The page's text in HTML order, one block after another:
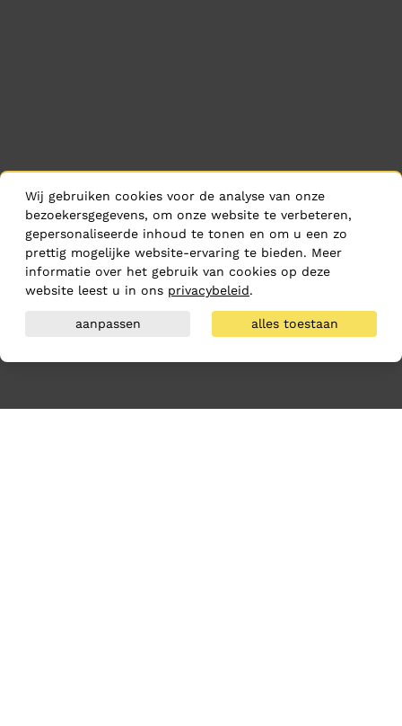
Wij gebruiken cookies voor de analyse van onze
bezoekersgegevens, om onze website te verbeteren,
gepersonaliseerde inhoud te tonen en om u een zo
prettig mogelijke website-ervaring te bieden. Meer
informatie over het gebruik van cookies op deze
website leest u in ons privacybeleid.
aanpassen alles toestaan